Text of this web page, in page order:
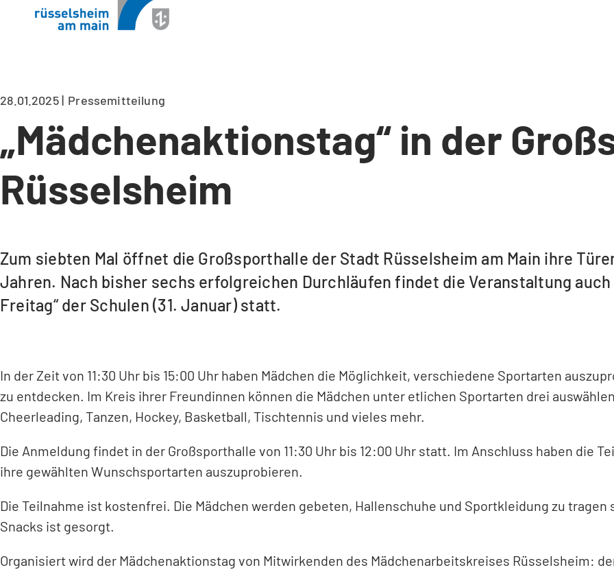
28.01.2025 Pressemitteilung
„Mädchenaktionstag“ in der
Rüsselsheim
Zum siebten Mal öffnet die Großsporthalle der Stadt Rüsselsheim am Main ihre
Jahren. Nach bisher sechs erfolgreichen Durchläufen findet die Veranstaltung
Freitag“ der Schulen (31. Januar) statt.
In der Zeit von 11:30 Uhr bis 15:00 Uhr haben Mädchen die Möglichkeit, verschiedene Sportarten
zu entdecken. Im Kreis ihrer Freundinnen können die Mädchen unter etlichen Sportarten drei
Cheerleading, Tanzen, Hockey, Basketball, Tischtennis und vieles mehr.
Die Anmeldung findet in der Großsporthalle von 11:30 Uhr bis 12:00 Uhr statt. Im Anschluss haben die
ihre gewählten Wunschsportarten auszuprobieren.
Die Teilnahme ist kostenfrei. Die Mädchen werden gebeten, Hallenschuhe und Sportkleidung zu
Snacks ist gesorgt.
Organisiert wird der Mädchenaktionstag von Mitwirkenden des Mädchenarbeitskreises Rüsselsheim: